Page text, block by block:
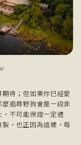
待；但如果你已經愛
追尋野狗會是一段非
不可能保證一定遇
，也正因為這樣，每